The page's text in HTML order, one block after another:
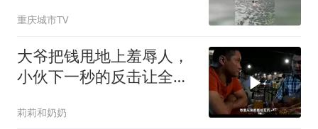
重庆城市TV
大爷把钱甩地上羞辱人，
小伙下一秒的反击让全网
莉莉和奶奶